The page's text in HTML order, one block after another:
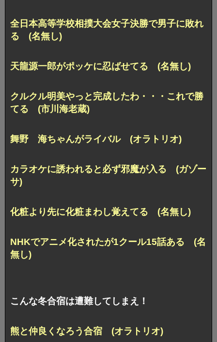
全日本高等学校相撲大会女子決勝で男子に敗れ
る (名無し)
天龍源一郎がポッケに忍ばせてる (名無し)
クルクル明美やっと完成したわ・・・これで勝
てる (市川海老蔵)
舞野 海ちゃんがライバル (オラトリオ)
カラオケに誘われると必ず邪魔が入る (ガゾー
サ)
化粧より先に化粧まわし覚えてる (名無し)
NHKでアニメ化されたが1クール15話ある (名
無し)
こんな冬合宿は遭難してしまえ！
熊と仲良くなろう合宿 (オラトリオ)